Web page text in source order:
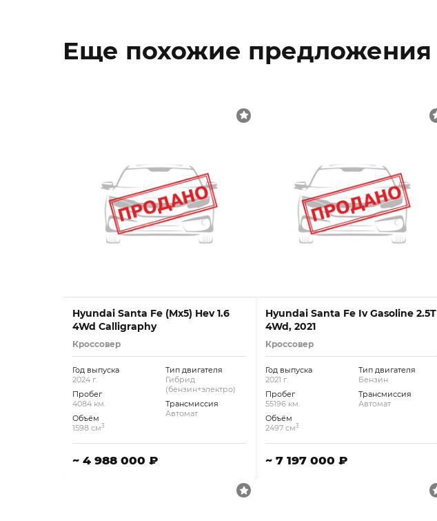
Еще похожие предложения
Hyundai Santa Fe (Mx5) Hev 1.6
4Wd Calligraphy
Кроссовер
Год выпуска
2024 г.
Пробег
4084 км.
Объём
1598 см3
Тип двигателя
Гибрид
(бензин+электро)
Трансмиссия
Автомат
~ 4 988 000 ₽
Hyundai Santa Fe Iv Gasoline 2.5T
4Wd, 2021
Кроссовер
Год выпуска
2021 г.
Пробег
55196 км.
Объём
2497 см3
Тип двигателя
Бензин
Трансмиссия
Автомат
~ 7 197 000 ₽